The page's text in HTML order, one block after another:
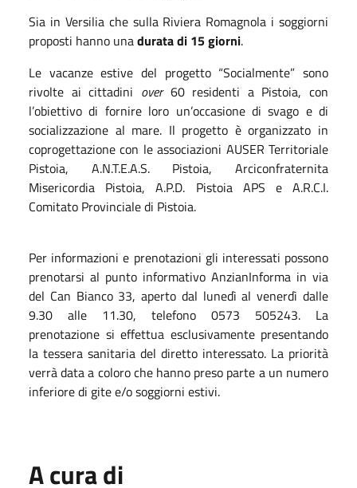
Sia in Versilia che sulla Riviera Romagnola i soggiorni
proposti hanno unadurata di 15 giorni.
Le vacanze estive del progetto “Socialmente” sono
rivolte ai cittadini over60 residenti a Pistoia, con
l’obiettivo di fornire loro un’occasione di svago e di
socializzazione al mare. Il progetto è organizzato in
coprogettazione con le associazioni AUSER Territoriale
Pistoia, A.N.T.E.A.S. Pistoia, Arciconfraternita
Misericordia Pistoia, A.P.D. Pistoia APS e A.R.C.I.
Comitato Provinciale di Pistoia.
Per informazioni e prenotazioni gli interessati possono
prenotarsi al punto informativo AnzianInforma in via
del Can Bianco 33, aperto dal lunedì al venerdì dalle
9.30 alle 11.30, telefono 0573 505243. La
prenotazione si effettua esclusivamente presentando
la tessera sanitaria del diretto interessato. La priorità
verrà data a coloro che hanno preso parte a un numero
inferiore di gite e/o soggiorni estivi.
A cura di